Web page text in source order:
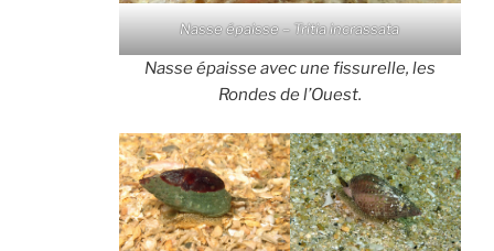
Nasse épaisse – Tritia incrassata
Nasse épaisse avec une fissurelle, les
Rondes de l’Ouest.